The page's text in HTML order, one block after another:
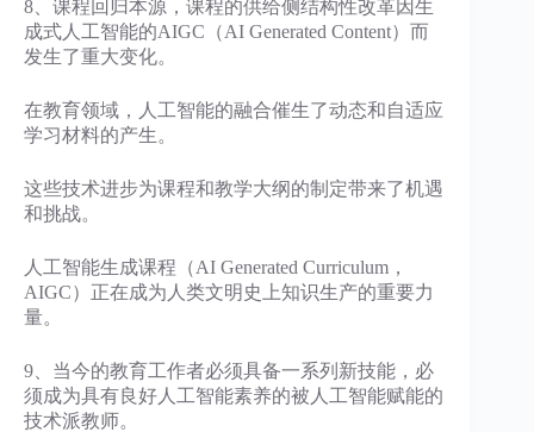
8、课程回归本源，课程的供给侧结构性改革因生
成式人工智能的AIGC（AI Generated Content）而
发生了重大变化。
在教育领域，人工智能的融合催生了动态和自适应
学习材料的产生。
这些技术进步为课程和教学大纲的制定带来了机遇
和挑战。
人工智能生成课程（AI Generated Curriculum，
AIGC）正在成为人类文明史上知识生产的重要力
量。
9、当今的教育工作者必须具备一系列新技能，必
须成为具有良好人工智能素养的被人工智能赋能的
技术派教师。